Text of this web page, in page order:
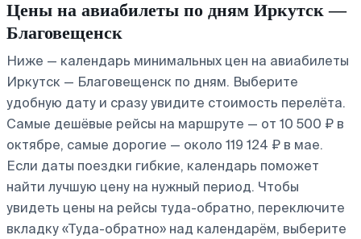
Цены на авиабилеты по дням Иркутск —
Благовещенск
Ниже — календарь минимальных цен на авиабилеты
Иркутск — Благовещенск по дням. Выберите
удобную дату и сразу увидите стоимость перелёта.
Самые дешёвые рейсы на маршруте — от 10 500 ₽ в
октябре, самые дорогие — около 119 124 ₽ в мае.
Если даты поездки гибкие, календарь поможет
найти лучшую цену на нужный период. Чтобы
увидеть цены на рейсы туда-обратно, переключите
вкладку «Туда-обратно» над календарём, выберите